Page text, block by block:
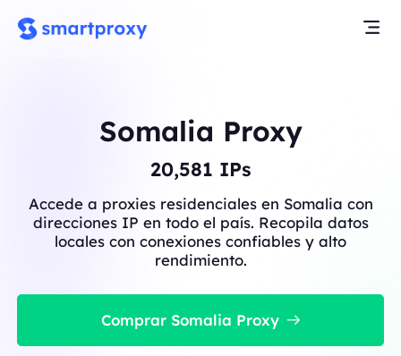
Somalia Proxy
20,581 IPs
Accede a proxies residenciales en Somalia con
direcciones IP en todo el país. Recopila datos
locales con conexiones confiables y alto
rendimiento.
Comprar Somalia Proxy